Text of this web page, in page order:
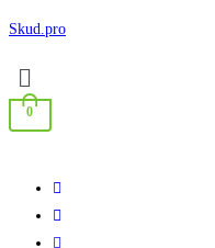
Перейти
содержимому
Skud.pro
Меню
0